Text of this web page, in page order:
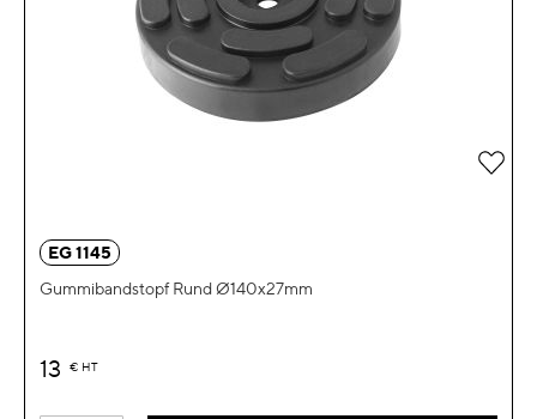
EG 1145
Gummibandstopf Rund Ø140x27mm
13 € HT
Zur